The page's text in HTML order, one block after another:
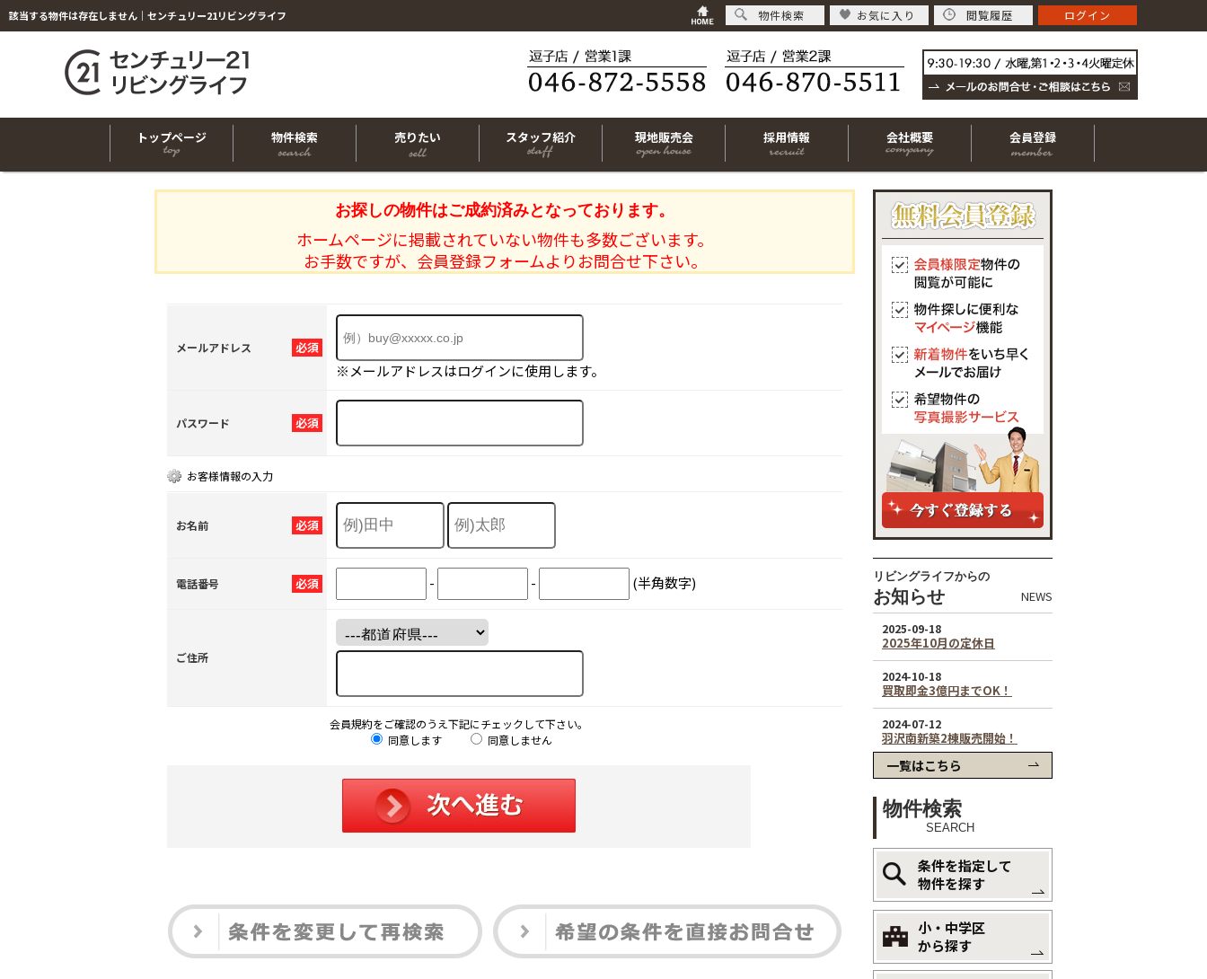
該当する物件は存在しません｜センチュリー21リビングライフ
トップページ 物件検索 売りたい スタッフ紹介 現地販売会 採用情報 会社概要 会員登録
お探しの物件はご成約済みとなっております。
ホームページに掲載されていない物件も多数ございます。
お手数ですが、会員登録フォームよりお問合せ下さい。
必須
メールアドレス
※メールアドレスはログインに使用します。
必須
パスワード
お客様情報の入力
必須
お名前
必須
電話番号 - - (半角数字)
ご住所
会員規約をご確認のうえ下記にチェックして下さい。
同意します
同意しません
リビングライフからの
お知らせ NEWS
一覧はこちら
物件検索
SEARCH
条件を指定して
物件を探す
小・中学区
から探す
物件検索 お気に入り 閲覧履歴 ログイン